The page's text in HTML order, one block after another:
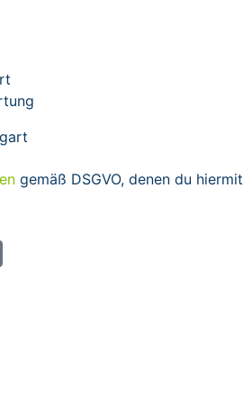
gemäß DSGVO, denen du hiermit